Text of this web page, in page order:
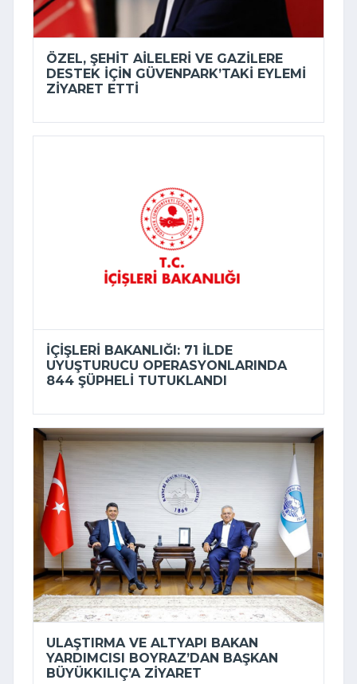
ÖZEL, ŞEHIT AILELERI VE GAZILERE
DESTEK IÇIN GÜVENPARK’TAKI EYLEMI
ZIYARET ETTI
İÇIŞLERI BAKANLIĞI: 71 ILDE
UYUŞTURUCU OPERASYONLARINDA
844 ŞÜPHELI TUTUKLANDI
ULAŞTIRMA VE ALTYAPI BAKAN
YARDIMCISI BOYRAZ’DAN BAŞKAN
BÜYÜKKILIÇ’A ZIYARET